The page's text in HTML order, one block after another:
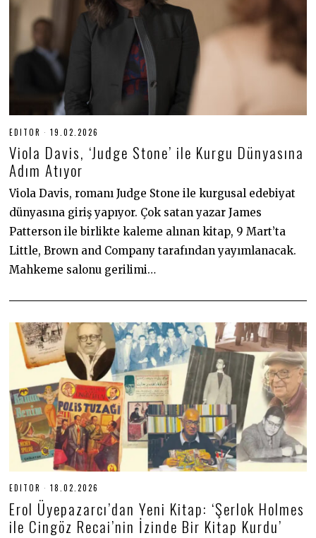
EDITOR 19.02.2026
.
2
2
6
Viola Davis, ‘Judge Stone’ ile Kurgu Dünyasına
Adım Atıyor
Viola Davis, romanı Judge Stone ile kurgusal edebiyat
dünyasına giriş yapıyor. Çok satan yazar James
Patterson ile birlikte kaleme alınan kitap, 9 Mart’ta
Little, Brown and Company tarafından yayımlanacak.
Mahkeme salonu gerilimi…
EDITOR 18.02.2026
.
2
Erol Üyepazarcı’dan Yeni Kitap: ‘Şerlok Holmes
ile Cingöz Recai’nin İzinde Bir Kitap Kurdu’